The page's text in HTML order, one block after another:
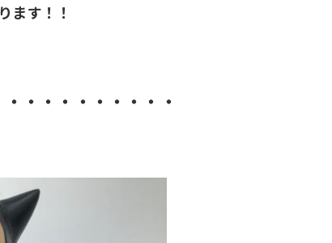
ます！！
・・・・・・・・・